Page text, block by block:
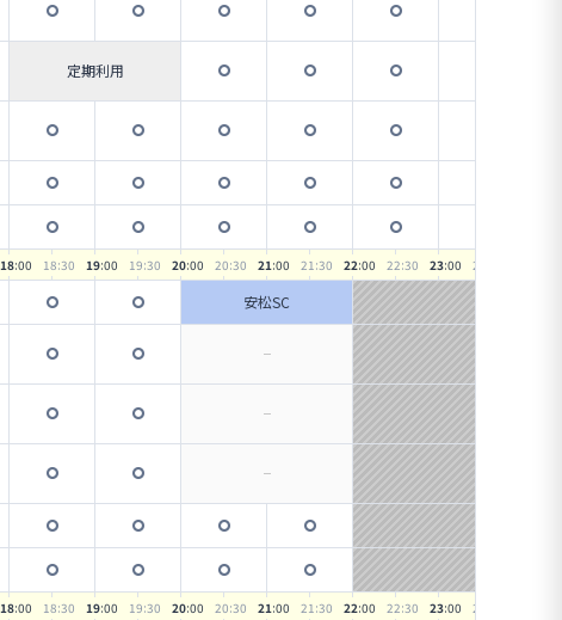
定期利用
18:00 18:30 19:00 19:30 20:00 20:30 21:00 21 :30 22:00 22:30 23:00 23
安松SC
18:00 18:30 19:00 19:30 20:00 20:30 21:00 21 :30 22:00 22:30 23:00 23